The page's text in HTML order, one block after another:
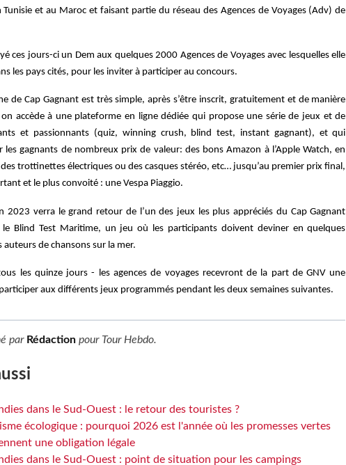
Tunisie et au Maroc et faisant partie du réseau des Agences de Voyages (Adv) de
ces jours-ci un Dem aux quelques 2000 Agences de Voyages avec lesquelles elle
les pays cités, pour les inviter à participer au concours.
de Cap Gagnant est très simple, après s’être inscrit, gratuitement et de manière
accède à une plateforme en ligne dédiée qui propose une série de jeux et de
et passionnants (quiz, winning crush, blind test, instant gagnant), et qui
les gagnants de nombreux prix de valeur: des bons Amazon à l’Apple Watch, en
trottinettes électriques ou des casques stéréo, etc… jusqu’au premier prix final,
et le plus convoité : une Vespa Piaggio.
2023 verra le grand retour de l’un des jeux les plus appréciés du Cap Gagnant
le Blind Test Maritime, un jeu où les participants doivent deviner en quelques
auteurs de chansons sur la mer.
les quinze jours - les agences de voyages recevront de la part de GNV une
aux différents jeux programmés pendant les deux semaines suivantes.
par Rédactionpour Tour Hebdo.
dans le Sud-Ouest : le retour des touristes ?
écologique : pourquoi 2026 est l'année où les promesses vertes
une obligation légale
dans le Sud-Ouest : point de situation pour les campings